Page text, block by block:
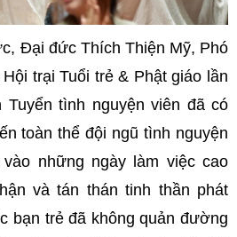
Đại đức Thích Thiện Mỹ, Phó
trại Tuổi trẻ & Phật giáo lần
tình nguyện viên đã có
toàn thể đội ngũ tình nguyện
những ngày làm việc cao
và tán thán tinh thần phát
bạn trẻ đã không quản đường